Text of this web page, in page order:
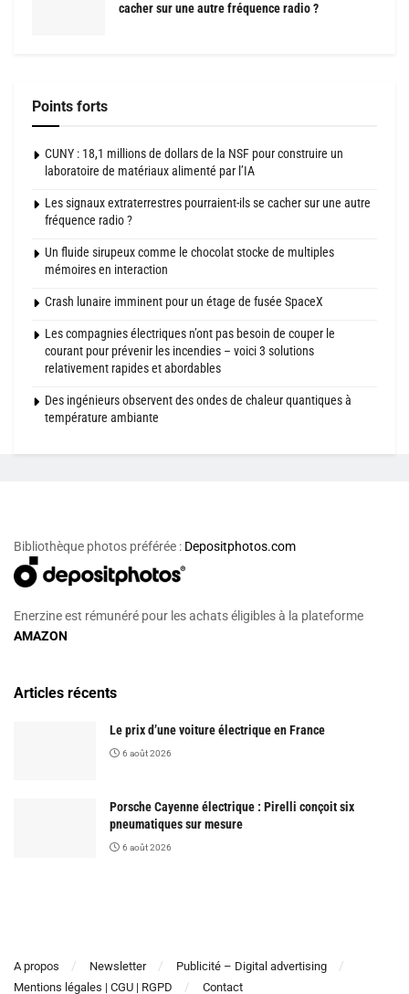
cacher sur une autre fréquence radio ?
Points forts
CUNY : 18,1 millions de dollars de la NSF pour construire un
laboratoire de matériaux alimenté par l’IA
Les signaux extraterrestres pourraient-ils se cacher sur une autre
fréquence radio ?
Un fluide sirupeux comme le chocolat stocke de multiples
mémoires en interaction
Crash lunaire imminent pour un étage de fusée SpaceX
Les compagnies électriques n’ont pas besoin de couper le
courant pour prévenir les incendies – voici 3 solutions
relativement rapides et abordables
Des ingénieurs observent des ondes de chaleur quantiques à
température ambiante
Bibliothèque photos préférée : Depositphotos.com
Enerzine est rémunéré pour les achats éligibles à la plateforme
AMAZON
Articles récents
Le prix d’une voiture électrique en France
6 août 2026
Porsche Cayenne électrique : Pirelli conçoit six
pneumatiques sur mesure
6 août 2026
A propos Newsletter
Publicité – Digital advertising
Mentions légales | CGU | RGPD
Contact